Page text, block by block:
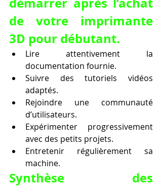
de votre imprimante
3D pour débutant.
Lire attentivement la
documentation fournie.
Suivre des tutoriels vidéos
adaptés.
Rejoindre une communauté
d’utilisateurs.
Expérimenter progressivement
avec des petits projets.
Entretenir régulièrement sa
machine.
Synthèse des